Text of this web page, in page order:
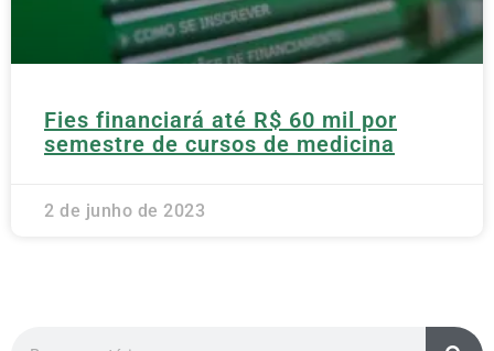
Fies financiará até R$ 60 mil por
semestre de cursos de medicina
2 de junho de 2023